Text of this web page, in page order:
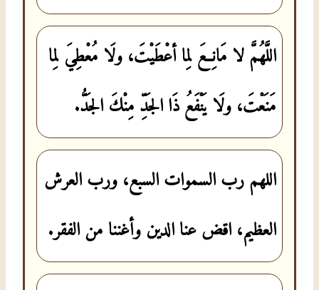
اللَّهُمَّ لا مَانِعَ لِما أعْطَيْتَ، ولَا مُعْطِيَ لِما
مَنَعْتَ، ولَا يَنْفَعُ ذَا الجَدِّ مِنْكَ الجَدُّ.
اللهم رب السموات السبع، ورب العرش
العظيم، اقض عنا الدين وأغننا من الفقر.